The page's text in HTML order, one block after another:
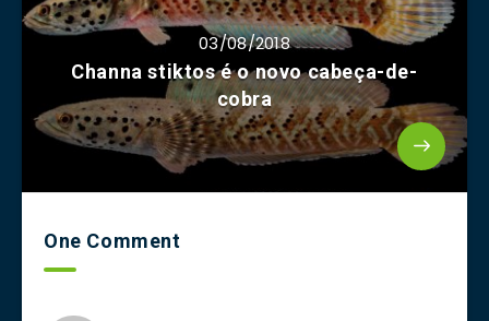
03/08/2018
Channa stiktos é o novo cabeça-de-
cobra
One Comment